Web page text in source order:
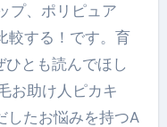
プ、ポリピュア
較する！です。育
とも読んでほし
お助け人ピカキ
したお悩みを持つA